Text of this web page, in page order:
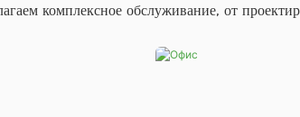
комплексное обслуживание, от